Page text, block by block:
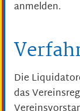
anmelden.
Die
das